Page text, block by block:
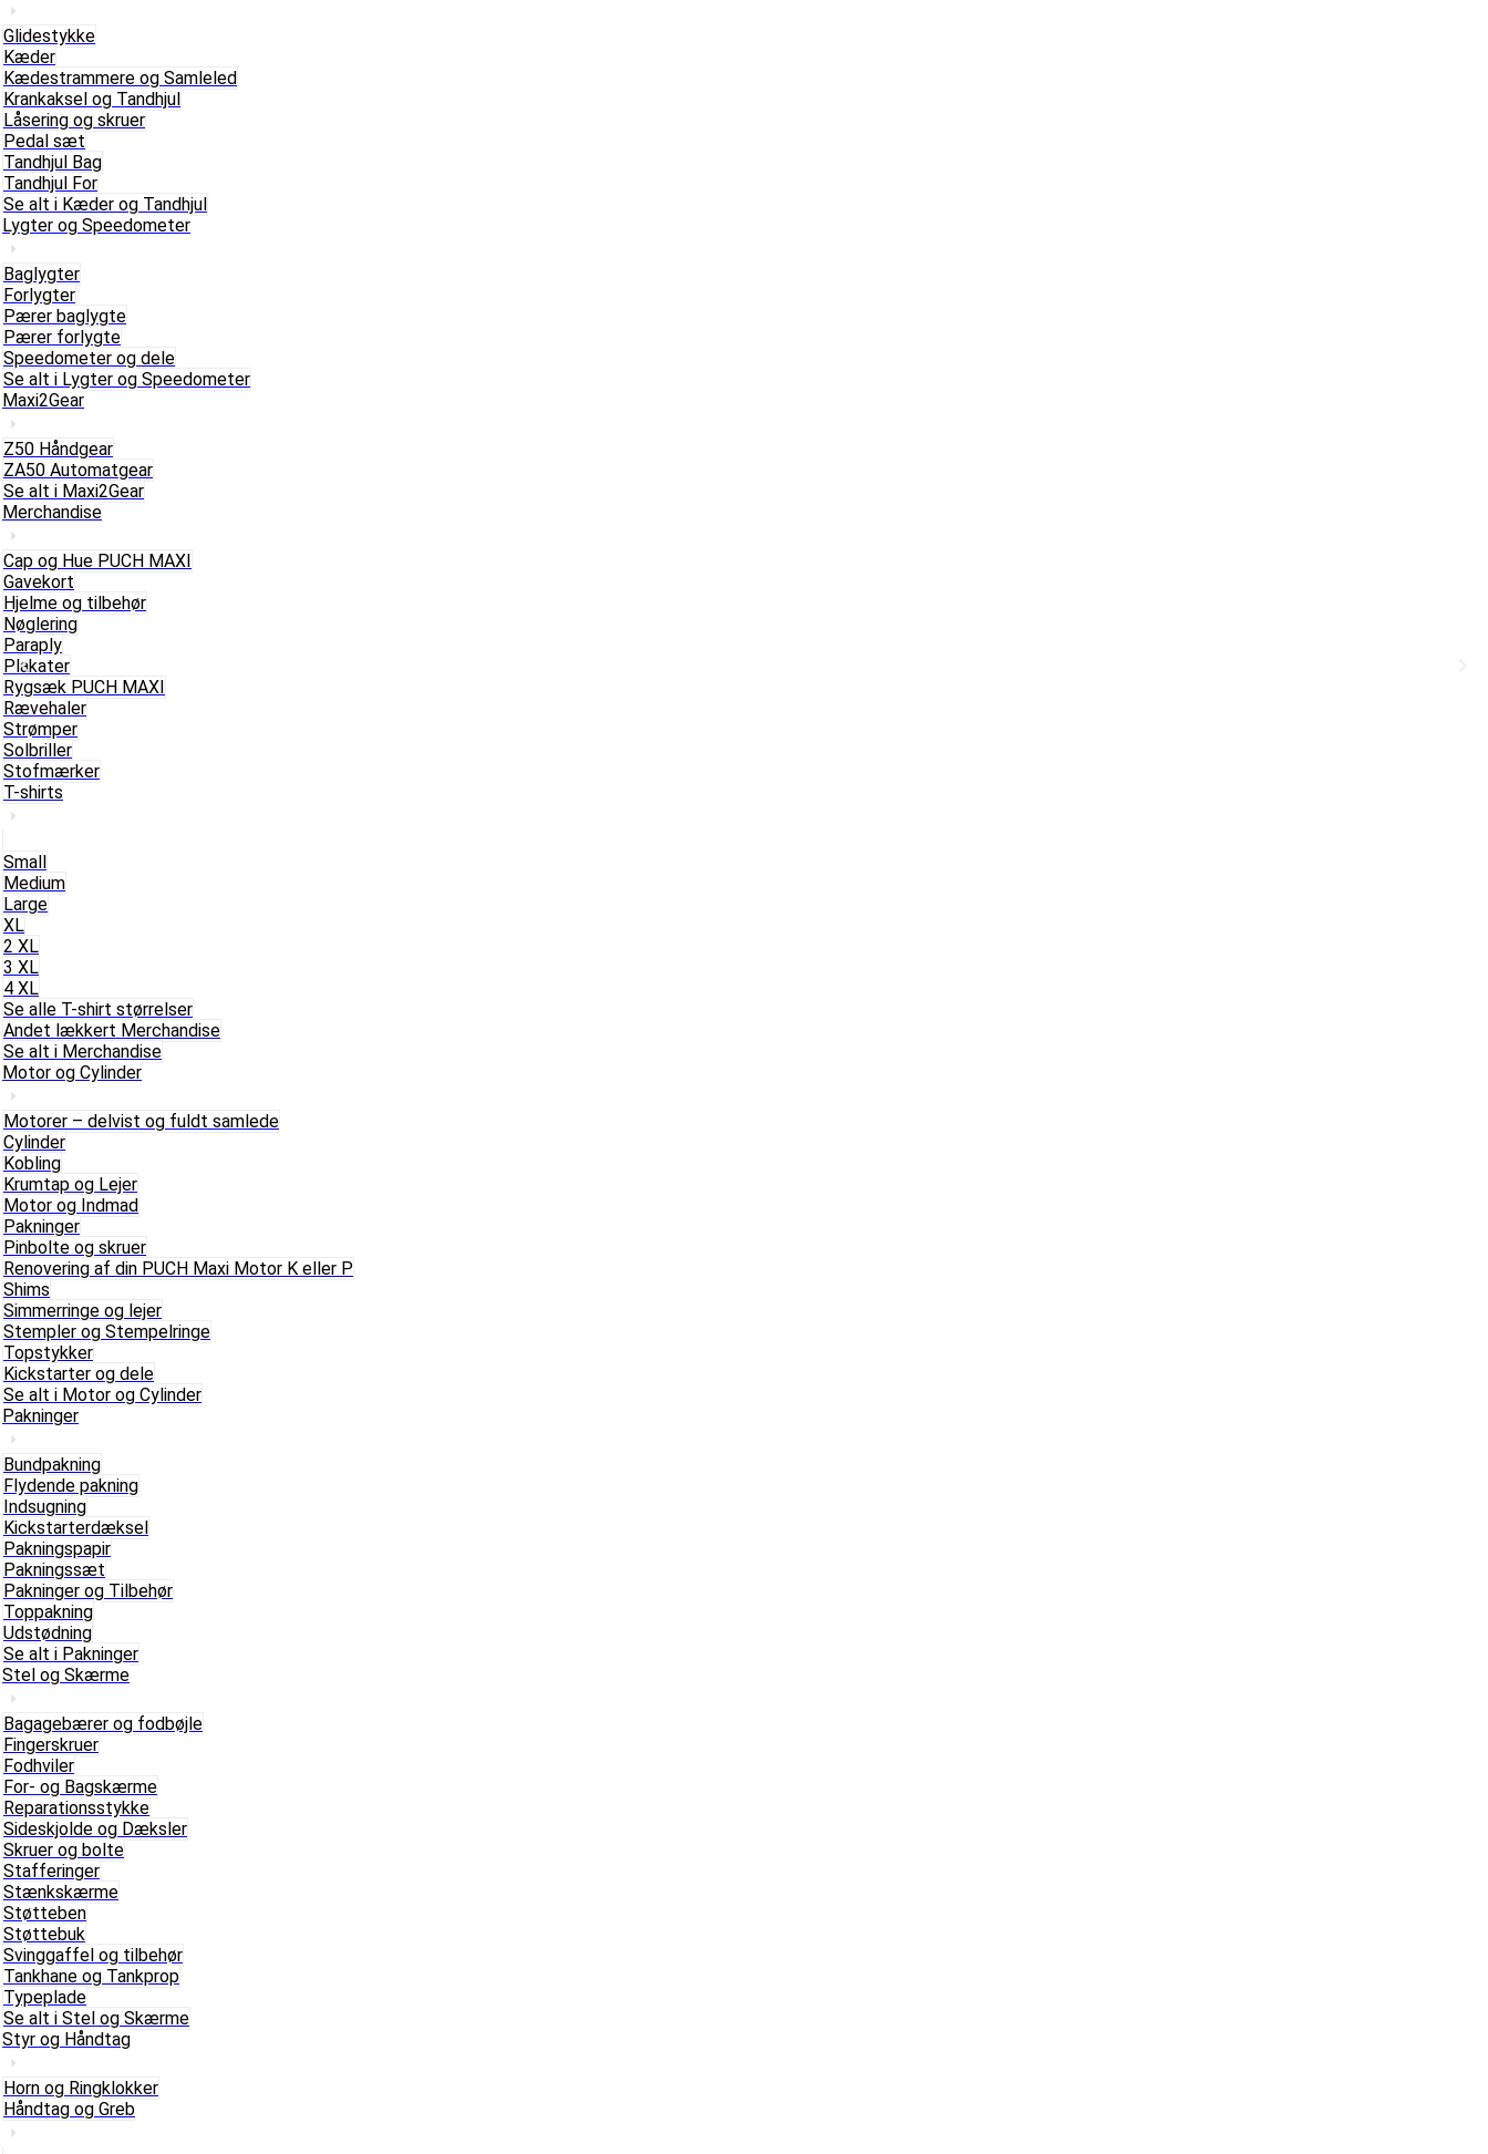
Glidestykke
Kæder
Kædestrammere og Samleled
Krankaksel og Tandhjul
Låsering og skruer
Pedal sæt
Tandhjul Bag
Tandhjul For
Se alt i Kæder og Tandhjul
Lygter og Speedometer
Baglygter
Forlygter
Pærer baglygte
Pærer forlygte
Speedometer og dele
Se alt i Lygter og Speedometer
Maxi2Gear
Z50 Håndgear
ZA50 Automatgear
Se alt i Maxi2Gear
Merchandise
Cap og Hue PUCH MAXI
Gavekort
Hjelme og tilbehør
Nøglering
Paraply
Plakater
Rygsæk PUCH MAXI
Rævehaler
Strømper
Solbriller
Stofmærker
T-shirts
Small
Medium
Large
XL
2 XL
3 XL
4 XL
Se alle T-shirt størrelser
Andet lækkert Merchandise
Se alt i Merchandise
Motor og Cylinder
Motorer – delvist og fuldt samlede
Cylinder
Kobling
Krumtap og Lejer
Motor og Indmad
Pakninger
Pinbolte og skruer
Renovering af din PUCH Maxi Motor K eller P
Shims
Simmerringe og lejer
Stempler og Stempelringe
Topstykker
Kickstarter og dele
Se alt i Motor og Cylinder
Pakninger
Bundpakning
Flydende pakning
Indsugning
Kickstarterdæksel
Pakningspapir
Pakningssæt
Pakninger og Tilbehør
Toppakning
Udstødning
Se alt i Pakninger
Stel og Skærme
Bagagebærer og fodbøjle
Fingerskruer
Fodhviler
For- og Bagskærme
Reparationsstykke
Sideskjolde og Dæksler
Skruer og bolte
Stafferinger
Stænkskærme
Støtteben
Støttebuk
Svinggaffel og tilbehør
Tankhane og Tankprop
Typeplade
Se alt i Stel og Skærme
Styr og Håndtag
Horn og Ringklokker
Håndtag og Greb